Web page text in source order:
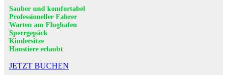
Sauber und komfortabel
Professioneller Fahrer
Warten am Flughafen
Sperrgepäck
Kindersitze
Haustiere erlaubt
JETZT BUCHEN